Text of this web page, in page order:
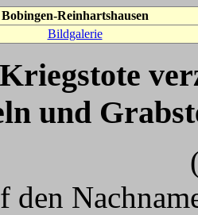
Bobingen-Reinhartshausen
Bildgalerie
Kriegstote
und
den